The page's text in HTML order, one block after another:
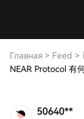
Главная > Feed >
NEAR Protocol 有
50640**